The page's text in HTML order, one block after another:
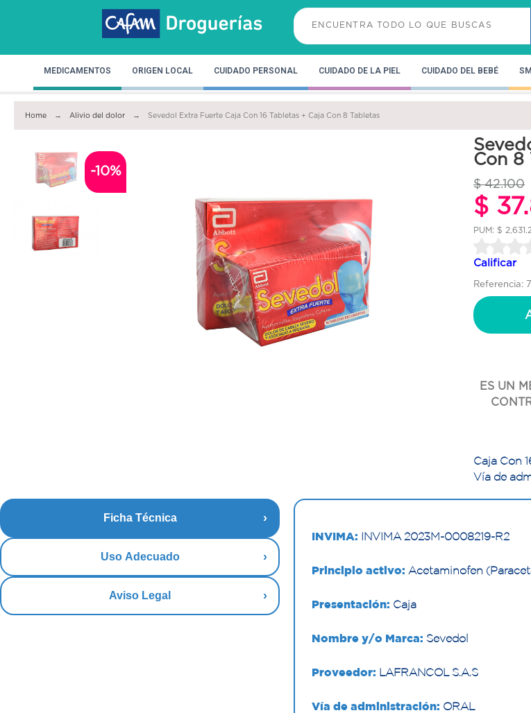
MEDICAMENTOS ORIGEN LOCAL CUIDADO PERSONAL CUIDADO DE LA PIEL CUIDADO DEL BEBÉ
Home Alivio del dolor Sevedol Extra Fuerte Caja Con 16 Tabletas + Caja Con 8 Tabletas
-10%
Con 8
$ 42.100
$
PUM: $
Calificar
Referencia:
ES UN
Caja Con
Vía de
Ficha Técnica
Uso Adecuado
Aviso Legal
INVIMA: INVIMA 2023M-0008219-R2
Principio activo: Acetaminofen
Presentación: Caja
Nombre y/o Marca: Sevedol
Proveedor: LAFRANCOL S.A.S
Vía de administración: ORAL